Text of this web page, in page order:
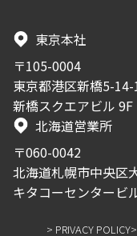
東京本社
〒105-0004
東京都港区新橋5-14-
新橋スクエアビル 9F
北海道営業所
〒060-0042
北海道札幌市中央区
キタコーセンタービ
> PRIVACY POLICY